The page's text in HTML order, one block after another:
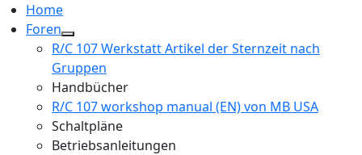
Home
Foren
R/C 107 Werkstatt Artikel der Sternzeit nach
Gruppen
Handbücher
R/C 107 workshop manual (EN) von MB USA
Schaltpläne
Betriebsanleitungen